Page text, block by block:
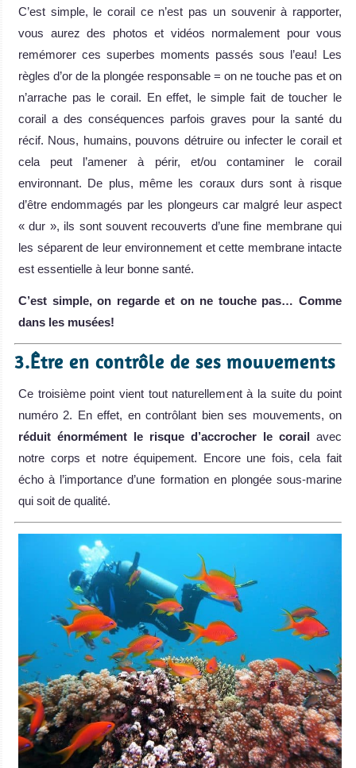
C’est simple, le corail ce n’est pas un souvenir à rapporter,
vous aurez des photos et vidéos normalement pour vous
remémorer ces superbes moments passés sous l’eau! Les
règles d’or de la plongée responsable = on ne touche pas et on
n’arrache pas le corail. En effet, le simple fait de toucher le
corail a des conséquences parfois graves pour la santé du
récif. Nous, humains, pouvons détruire ou infecter le corail et
cela peut l’amener à périr, et/ou contaminer le corail
environnant. De plus, même les coraux durs sont à risque
d’être endommagés par les plongeurs car malgré leur aspect
« dur », ils sont souvent recouverts d’une fine membrane qui
les séparent de leur environnement et cette membrane intacte
est essentielle à leur bonne santé.
C’est simple, on regarde et on ne touche pas… Comme
dans les musées!
3.Être en contrôle de ses mouvements
Ce troisième point vient tout naturellement à la suite du point
numéro 2. En effet, en contrôlant bien ses mouvements, on
réduit énormément le risque d’accrocher le corail avec
notre corps et notre équipement. Encore une fois, cela fait
écho à l’importance d’une formation en plongée sous-marine
qui soit de qualité.